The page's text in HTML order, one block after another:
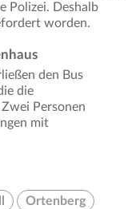
Polizei. Deshalb
worden.
den Bus
die
Personen
mit
Ortenberg